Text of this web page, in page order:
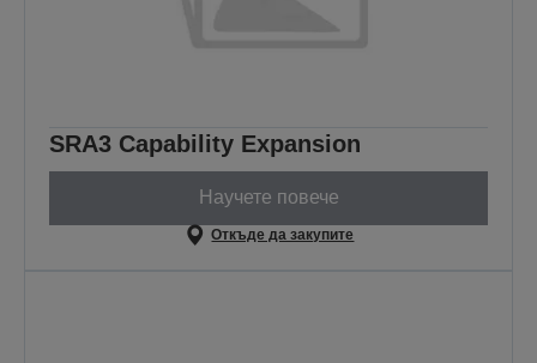
SRA3 Capability Expansion
Научете повече
Откъде да закупите